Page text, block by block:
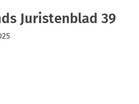
Juristenblad 39